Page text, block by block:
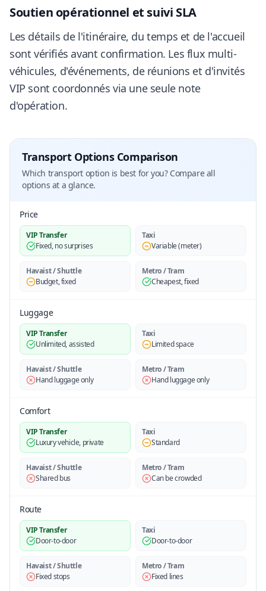
Soutien opérationnel et suivi SLA
Les détails de l'itinéraire, du temps et de l'accueil
sont vérifiés avant confirmation. Les flux multi-
véhicules, d'événements, de réunions et d'invités
VIP sont coordonnés via une seule note
d'opération.
Transport Options Comparison
Which transport option is best for you? Compare all
options at a glance.
Price
VIP Transfer
Fixed, no surprises
Taxi
Variable (meter)
Havaist / Shuttle
Budget, fixed
Metro / Tram
Cheapest, fixed
Luggage
VIP Transfer
Unlimited, assisted
Taxi
Limited space
Havaist / Shuttle
Hand luggage only
Metro / Tram
Hand luggage only
Comfort
VIP Transfer
Luxury vehicle, private
Taxi
Standard
Havaist / Shuttle
Shared bus
Metro / Tram
Can be crowded
Route
VIP Transfer
Door-to-door
Taxi
Door-to-door
Havaist / Shuttle
Fixed stops
Metro / Tram
Fixed lines